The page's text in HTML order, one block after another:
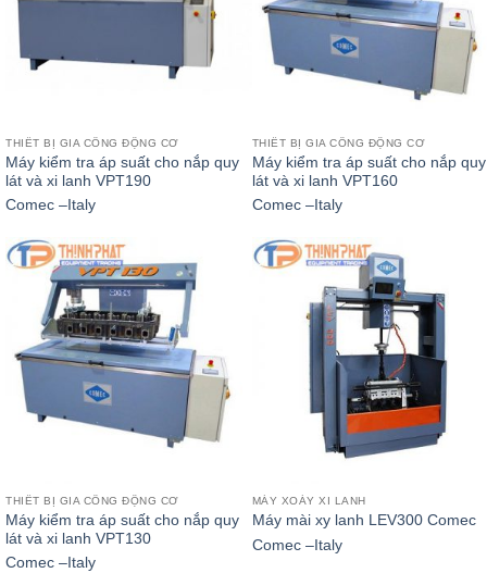
THIẾT BỊ GIA CÔNG ĐỘNG CƠ
Máy kiểm tra áp suất cho nắp quy
lát và xi lanh VPT190
Comec –Italy
THIẾT BỊ GIA CÔNG ĐỘNG CƠ
Máy kiểm tra áp suất cho nắp quy
lát và xi lanh VPT160
Comec –Italy
THIẾT BỊ GIA CÔNG ĐỘNG CƠ
Máy kiểm tra áp suất cho nắp quy
lát và xi lanh VPT130
Comec –Italy
MÁY XOÁY XI LANH
Máy mài xy lanh LEV300 Comec
Comec –Italy